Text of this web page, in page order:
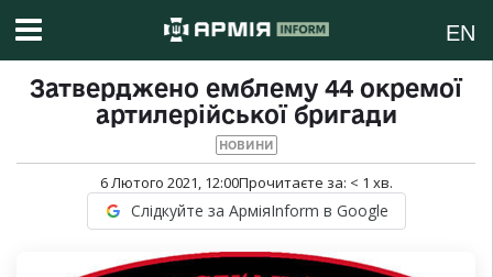
EN
Затверджено емблему 44 окремої
артилерійської бригади
НОВИНИ
6 Лютого 2021, 12:00Прочитаєте за: < 1 хв.
Слідкуйте за АрміяInform в Google